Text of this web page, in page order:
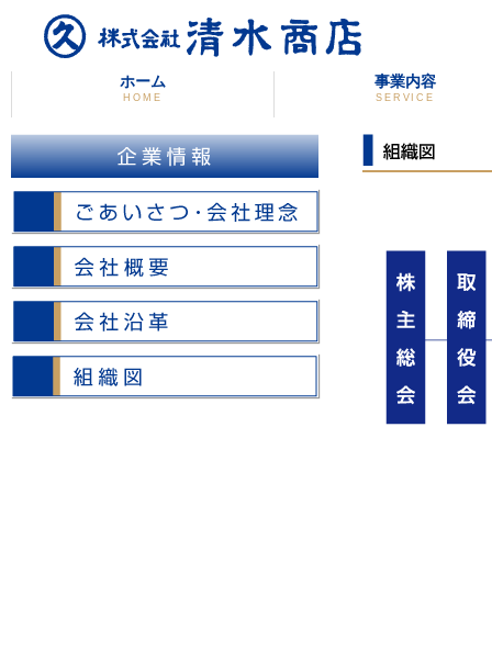
ホーム
HOME
事業内容
SERVICE